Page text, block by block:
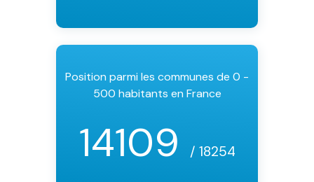
Position parmi les communes de 0 -
500 habitants en France
14109 / 18254